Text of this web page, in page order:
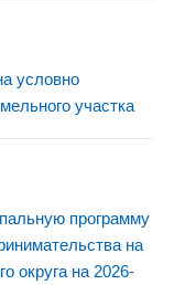
условно
участка
программу
на
округа на 2026-